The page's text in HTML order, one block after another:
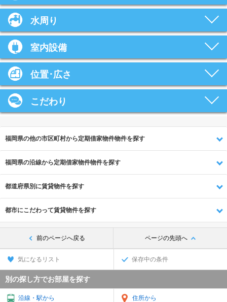
水周り
室内設備
位置･広さ
こだわり
福岡県の他の市区町村から定期借家物件物件を探す
福岡県の沿線から定期借家物件物件を探す
都道府県別に賃貸物件を探す
都市にこだわって賃貸物件を探す
前のページへ戻る ページの先頭へ
気になるリスト 保存中の条件
別の探し方でお部屋を探す
沿線・駅から 住所から